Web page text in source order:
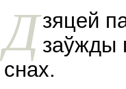
Дзяцей
заўжды
снах.